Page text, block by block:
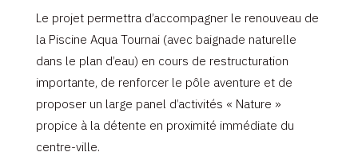
Le projet permettra d’accompagner le renouveau de
la Piscine Aqua Tournai (avec baignade naturelle
dans le plan d’eau) en cours de restructuration
importante, de renforcer le pôle aventure et de
proposer un large panel d’activités « Nature »
propice à la détente en proximité immédiate du
centre-ville.